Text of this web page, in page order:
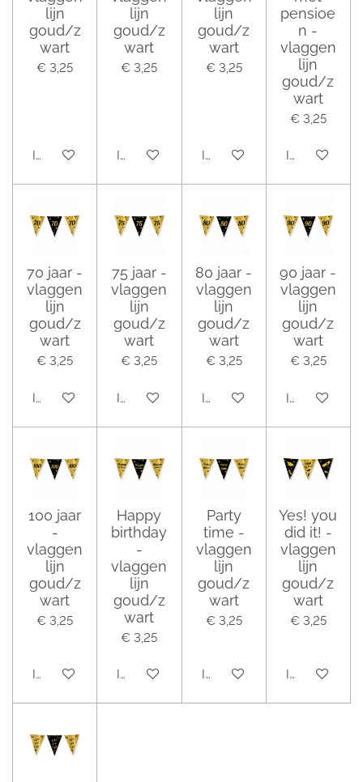
lijn
goud/z
wart
€ 3,25
In winkelwagen
lijn
goud/z
wart
€ 3,25
In winkelwagen
lijn
goud/z
wart
€ 3,25
In winkelwagen
pensioe
n -
vlaggen
lijn
goud/z
wart
€ 3,25
In
70 jaar -
vlaggen
lijn
goud/z
wart
€ 3,25
In winkelwagen
75 jaar -
vlaggen
lijn
goud/z
wart
€ 3,25
In winkelwagen
80 jaar -
vlaggen
lijn
goud/z
wart
€ 3,25
In winkelwagen
90 jaar -
vlaggen
lijn
goud/z
wart
€ 3,25
In
100 jaar
-
vlaggen
lijn
goud/z
wart
€ 3,25
In winkelwagen
Happy
birthday
-
vlaggen
lijn
goud/z
wart
€ 3,25
In winkelwagen
Party
time -
vlaggen
lijn
goud/z
wart
€ 3,25
In winkelwagen
Yes! you
did it! -
vlaggen
lijn
goud/z
wart
€ 3,25
In